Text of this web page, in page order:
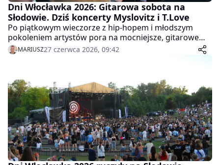
Dni Włocławka 2026: Gitarowa sobota na
Słodowie. Dziś koncerty Myslovitz i T.Love
Po piątkowym wieczorze z hip-hopem i młodszym
pokoleniem artystów pora na mocniejsze, gitarowe
granie. W sobotę na Słodowie wystąpią Pull The Wire,
Myslovitz oraz T.Love. Koncerty ruszą późnym
MARIUSZ27 czerwca 2026, 09:42